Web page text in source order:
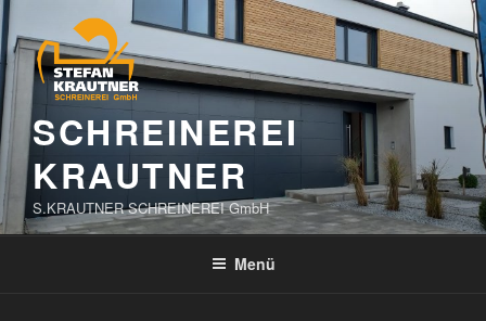
Zum
Inhalt
springen
SCHREINEREI
KRAUTNER
S.KRAUTNER SCHREINEREI GmbH
Menü